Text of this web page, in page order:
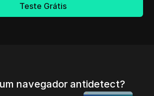
Teste Grátis
navegador antidetect?